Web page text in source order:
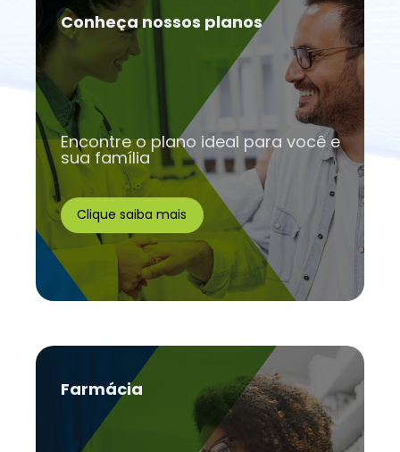
Conheça nossos planos
Encontre o plano ideal para você e
sua família
Clique saiba mais
Farmácia